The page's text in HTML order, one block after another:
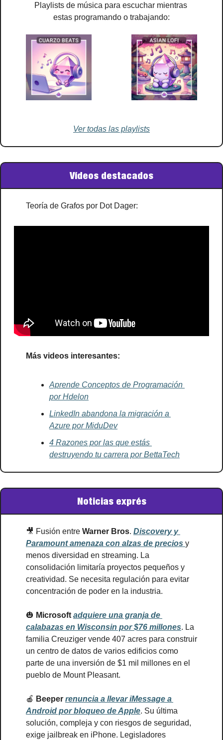
Playlists de música para escuchar mientras
estas programando o trabajando:
Ver todas las playlists
Vídeos destacados
Teoría de Grafos por Dot Dager:
Más videos interesantes:
Aprende Conceptos de Programación
por Hdelon
LinkedIn abandona la migración a
Azure por MiduDev
4 Razones por las que estás
destruyendo tu carrera por BettaTech
Noticias exprés
🎥 Fusión entre Warner Bros. Discovery y
Paramount amenaza con alzas de precios y
menos diversidad en streaming. La
consolidación limitaría proyectos pequeños y
creatividad. Se necesita regulación para evitar
concentración de poder en la industria.
🎃 Microsoft adquiere una granja de
calabazas en Wisconsin por $76 millones. La
familia Creuziger vende 407 acres para construir
un centro de datos de varios edificios como
parte de una inversión de $1 mil millones en el
pueblo de Mount Pleasant.
🍎 Beeper renuncia a llevar iMessage a
Android por bloqueo de Apple. Su última
solución, compleja y con riesgos de seguridad,
exige jailbreak en iPhone. Legisladores